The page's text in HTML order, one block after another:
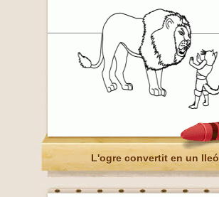
L'ogre convertit en un lleó